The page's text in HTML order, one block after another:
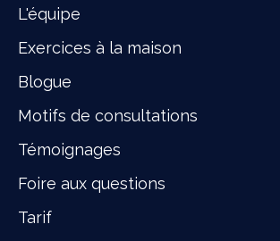
L'équipe
Exercices à la maison
Blogue
Motifs de consultations
Témoignages
Foire aux questions
Tarif